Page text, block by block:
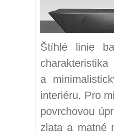
Štíhlé linie
a
interiéru. Pro
povrchovou
zlata a matné